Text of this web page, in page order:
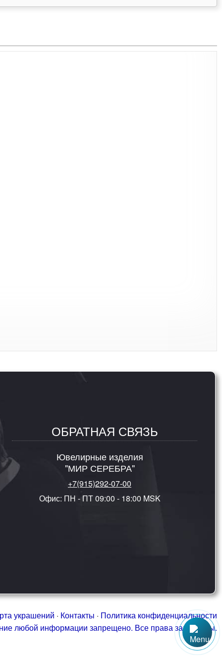
ОБРАТНАЯ СВЯЗЬ
Ювелирные изделия
"МИР СЕРЕБРА"
+7(915)292-07-00
Офис: ПН - ПТ 09:00 - 18:00 MSK
украшений · Контакты · Политика конфиденциальности
любой информации запрещено. Все права защищены.